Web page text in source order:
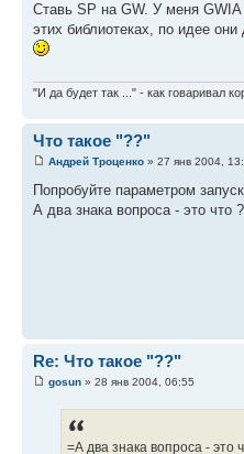
Ставь SP на GW. У меня GWIA
этих библиотеках, по идее
"И да будет так ..." - как говаривал
Что такое "??"
Андрей Троценко » 27 янв 2004,
Попробуйте параметром
А два знака вопроса - это что ?
Re: Что такое "??"
gosun » 28 янв 2004, 06:55
=А два знака вопроса - это